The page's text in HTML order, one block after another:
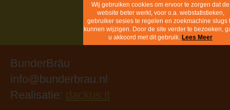
Wij gebruiken cookies om ervoor te
dat de website beter werkt, voor o.a.
webstatistieken, gebruiker sesies te
en zoekmachine slugs te kunnen
Door de site verder te bezoeken, gaat
akkoord met dit gebruik.Lees Meer
BunderBräu
info@bunderbrau.nl
Realisatie: